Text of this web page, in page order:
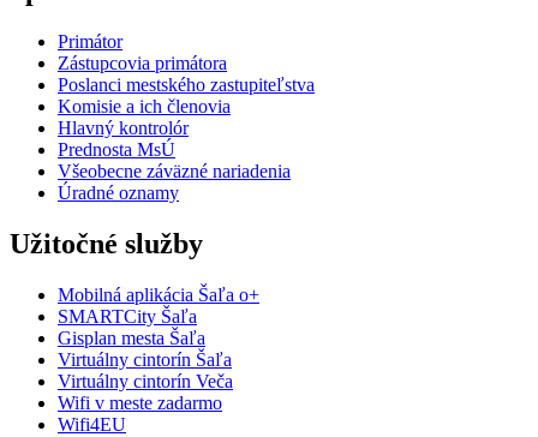
Primátor
Zástupcovia primátora
Poslanci mestského zastupiteľstva
Komisie a ich členovia
Hlavný kontrolór
Prednosta MsÚ
Všeobecne záväzné nariadenia
Úradné oznamy
Užitočné služby
Mobilná aplikácia Šaľa o+
SMARTCity Šaľa
Gisplan mesta Šaľa
Virtuálny cintorín Šaľa
Virtuálny cintorín Veča
Wifi v meste zadarmo
Wifi4EU